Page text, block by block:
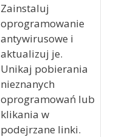
Zainstaluj
oprogramowanie
antywirusowe i
aktualizuj je.
Unikaj pobierania
nieznanych
oprogramowań lub
klikania w
podejrzane linki.